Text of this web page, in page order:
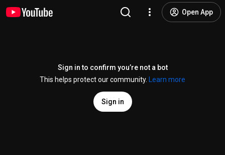
Open App
Sign in to confirm you’re not a bot
This helps protect our community.
Learn more
Sign in